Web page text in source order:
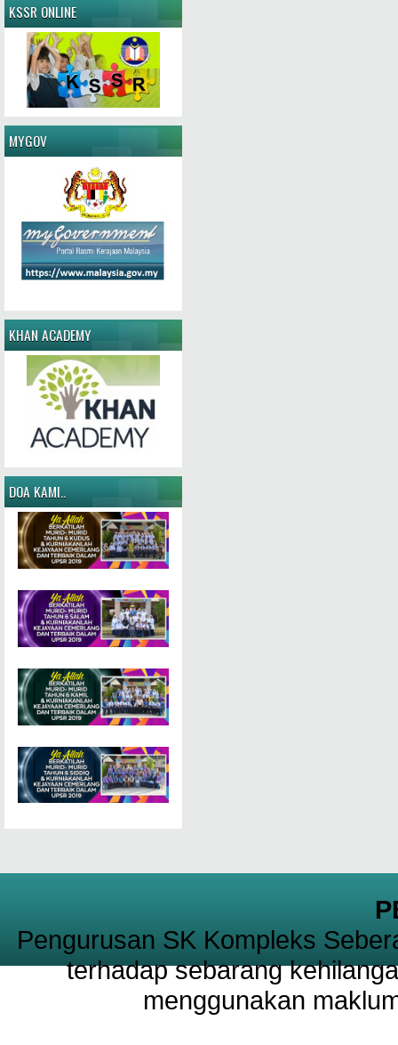
KSSR ONLINE
MYGOV
KHAN ACADEMY
DOA KAMI..
Pengurusan SK Kompleks
terhadap sebarang
menggunakan